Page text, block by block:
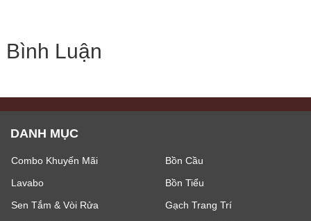
Bình Luận
DANH MỤC
Combo Khuyến Mãi
Bồn Cầu
Lavabo
Bồn Tiểu
Sen Tắm & Vòi Rửa
Gạch Trang Trí